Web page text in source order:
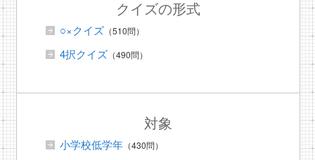
クイズの形式
○×クイズ（510問）
4択クイズ（490問）
対象
小学校低学年（430問）